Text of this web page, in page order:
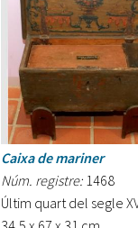
Caixa de mariner
Núm. registre: 1468
Últim quart del segle